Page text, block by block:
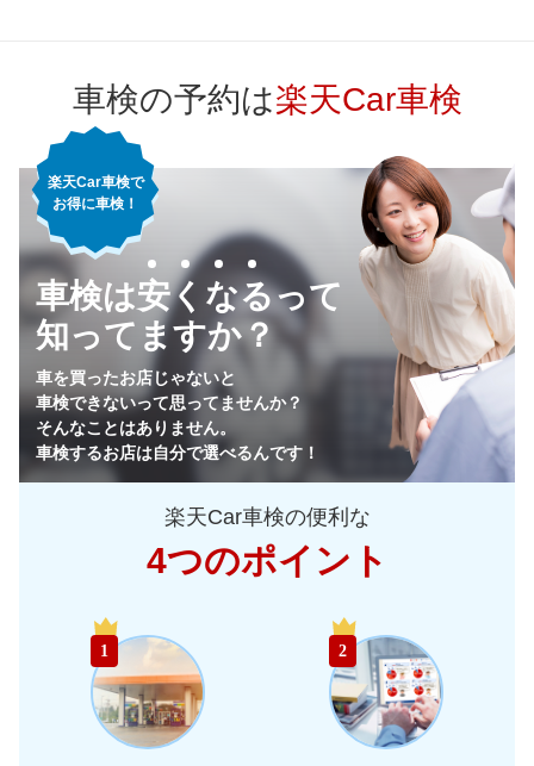
関
東
神奈川県
千葉県 店舗を探す
埼玉県 67,640 店舗を探す
茨城県 68,330 円 店舗を探す
栃木県 64,930 店舗を探す
群馬県 64,170 店舗を探す
山梨県 65,750 店舗を探す
長野県 69,520円
新潟県 72,950 円
富山県 店舗を探す
石川県 店舗を探す
福井県 店舗を探す
車検の予約は楽天Car車検
楽天Car車検で
お得に車検！
車検は安くなるって
知ってますか？
車を買ったお店じゃないと
車検できないって思ってませんか？
そんなことはありません。
車検するお店は自分で選べるんです！
楽天Car車検の便利な
4つのポイント
1 2